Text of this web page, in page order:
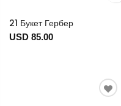
21 Букет Гербер
USD 85.00